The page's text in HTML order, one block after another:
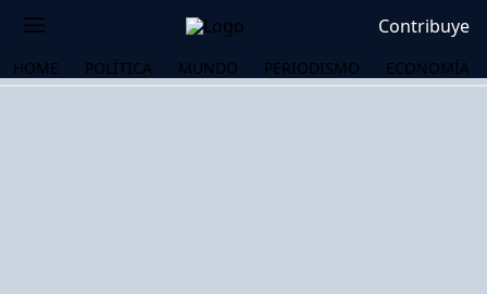
Contribuye
HOME POLÍTICA MUNDO PERIODISMO ECONOMÍA